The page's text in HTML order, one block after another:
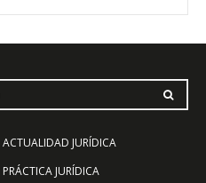
ACTUALIDAD JURÍDICA
PRÁCTICA JURÍDICA